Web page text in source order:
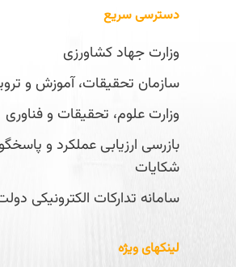
دسترسی سریع
وزارت جهاد کشاورزی
سازمان تحقیقات، آموزش و
وزارت علوم، تحقیقات و فناوری
بازرسی ارزیابی عملکرد و
شکایات
سامانه تدارکات الکترونیکی
لینکهای ویژه